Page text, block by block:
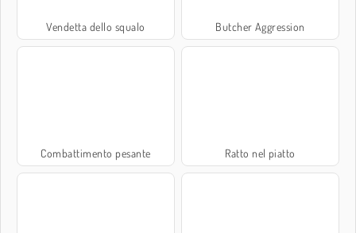
Vendetta dello squalo Butcher Aggression
Combattimento pesante Ratto nel piatto